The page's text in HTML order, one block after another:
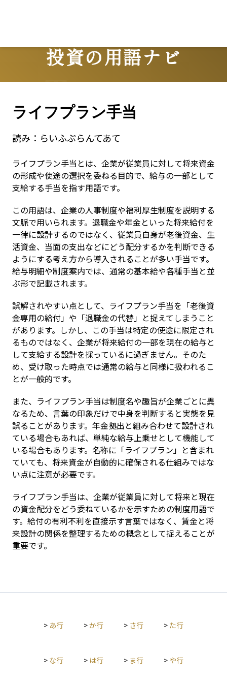
投資の用語ナビ
Terms
ライフプラン手当
読み： らいふぷらんてあて
ライフプラン手当とは、企業が従業員に対して将来資金
の形成や使途の選択を委ねる目的で、給与の一部として
支給する手当を指す用語です。
この用語は、企業の人事制度や福利厚生制度を説明する
文脈で用いられます。退職金や年金といった将来給付を
一律に設計するのではなく、従業員自身が老後資金、生
活資金、当面の支出などにどう配分するかを判断できる
ようにする考え方から導入されることが多い手当です。
給与明細や制度案内では、通常の基本給や各種手当と並
ぶ形で記載されます。
誤解されやすい点として、ライフプラン手当を「老後資
金専用の給付」や「退職金の代替」と捉えてしまうこと
があります。しかし、この手当は特定の使途に限定され
るものではなく、企業が将来給付の一部を現在の給与と
して支給する設計を採っているに過ぎません。そのた
め、受け取った時点では通常の給与と同様に扱われるこ
とが一般的です。
また、ライフプラン手当は制度名や趣旨が企業ごとに異
なるため、言葉の印象だけで中身を判断すると実態を見
誤ることがあります。年金拠出と組み合わせて設計され
ている場合もあれば、単純な給与上乗せとして機能して
いる場合もあります。名称に「ライフプラン」と含まれ
ていても、将来資金が自動的に確保される仕組みではな
い点に注意が必要です。
ライフプラン手当は、企業が従業員に対して将来と現在
の資金配分をどう委ねているかを示すための制度用語で
す。給付の有利不利を直接示す言葉ではなく、賃金と将
来設計の関係を整理するための概念として捉えることが
重要です。
> あ行 >か行 > さ行 > た行
> な行 > は行 > ま行 > や行